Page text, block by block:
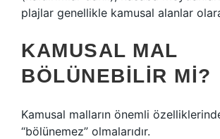
plajlar genellikle kamusal alanlar
KAMUSAL MAL
BÖLÜNEBILIR MI?
Kamusal malların önemli
“bölünemez” olmalarıdır.